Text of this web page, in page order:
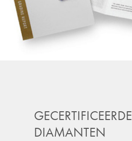
GECERTIFICEERDE
DIAMANTEN